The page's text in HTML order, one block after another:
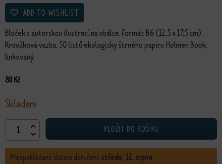
ADD TO WISHLIST
Bloček s autorskou ilustrací na obálce. Formát B6 (12,5 x 17,5 cm).
Kroužková vazba. 50 listů ekologicky štrného papíru Holmen Book,
linkovaný.
80 Kč
Skladem
Lapač nápadů Naděje množství VLOŽIT DO KOŠÍKU
Předpokládané datum doručení:středa, 12. srpna